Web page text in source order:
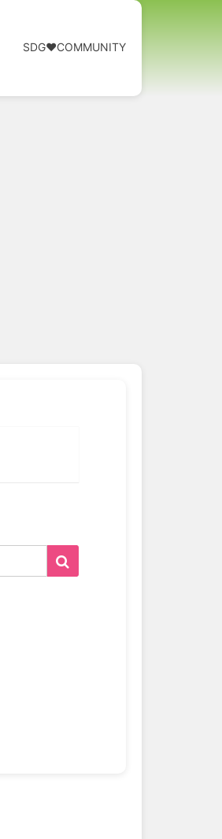
SDG❤️COMMUNITY